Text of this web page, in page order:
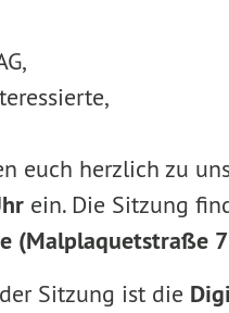
euch herzlich zu
ein. Die Sitzung
(Malplaquetstraße 7
Sitzung ist die